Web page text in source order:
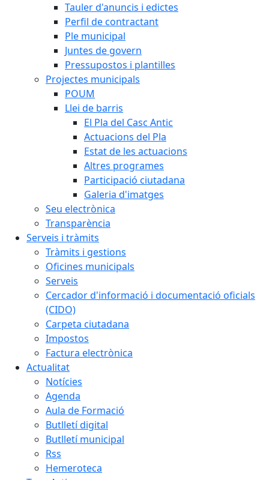
Tauler d'anuncis i edictes
Perfil de contractant
Ple municipal
Juntes de govern
Pressupostos i plantilles
Projectes municipals
POUM
Llei de barris
El Pla del Casc Antic
Actuacions del Pla
Estat de les actuacions
Altres programes
Participació ciutadana
Galeria d'imatges
Seu electrònica
Transparència
Serveis i tràmits
Tràmits i gestions
Oficines municipals
Serveis
Cercador d'informació i documentació oficials
(CIDO)
Carpeta ciutadana
Impostos
Factura electrònica
Actualitat
Notícies
Agenda
Aula de Formació
Butlletí digital
Butlletí municipal
Rss
Hemeroteca